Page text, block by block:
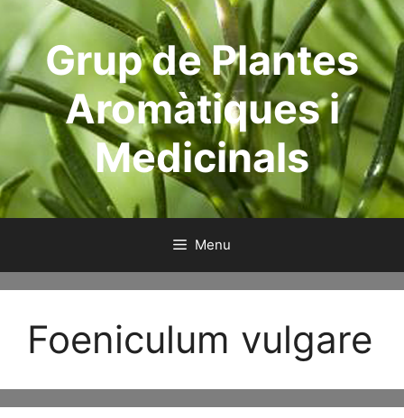
contenuGrup de Plantes
Aromàtiques i
Medicinals
Menu
Foeniculum vulgare